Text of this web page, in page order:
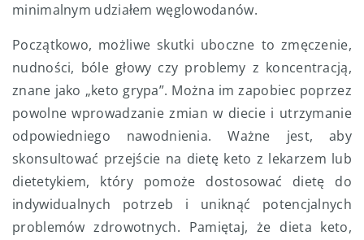
minimalnym udziałem węglowodanów.
Początkowo, możliwe skutki uboczne to zmęczenie,
nudności, bóle głowy czy problemy z koncentracją,
znane jako „keto grypa”. Można im zapobiec poprzez
powolne wprowadzanie zmian w diecie i utrzymanie
odpowiedniego nawodnienia. Ważne jest, aby
skonsultować przejście na dietę keto z lekarzem lub
dietetykiem, który pomoże dostosować dietę do
indywidualnych potrzeb i uniknąć potencjalnych
problemów zdrowotnych. Pamiętaj, że dieta keto,